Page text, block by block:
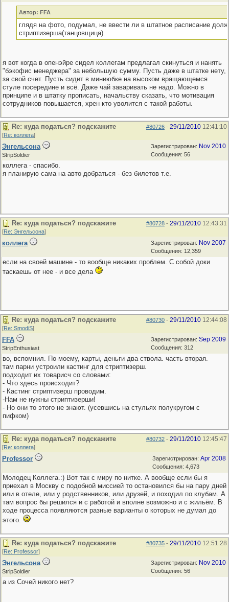
Автор: FFA
глядя на фото, подумал, не ввести ли в штатное расписание
стриптизерша(танцовщица).
я вот когда в опенэйре сидел коллегам предлагал скинуться и нанять
"бэкофис менеджера" за небольшую сумму. Пусть даже в штатке нету,
за свой счет. Пусть сидит в миниюбке на высоком вращающемся
стуле посередине и всё. Даже чай заваривать не надо. Можно в
принципе и в штатку прописать, начальству сказать, что мотивация
сотрудников повышается, хрен кто уволится с такой работы.
#80726 - 29/11/2010 12:41:10
Re: куда податься? подскажите
[Re: коллега]
Зарегистрирован: Nov 2010
Сообщения: 56
Энгельсона
StripSoldier
коллега - спасибо.
я планирую сама на авто добраться - без билетов т.е.
#80728 - 29/11/2010 12:43:31
Re: куда податься? подскажите
[Re: Энгельсона]
Зарегистрирован: Nov 2007
Сообщения: 12,359
коллега
если на своей машине - то вообще никаких проблем. С собой доки
таскаешь от нее - и все дела
#80730 - 29/11/2010 12:44:08
Re: куда податься? подскажите
[Re: SmodiS]
Зарегистрирован: Sep 2009
Сообщения: 312
FFA
StripEnthusiast
во, вспомнил. По-моему, карты, деньги два ствола. часть вторая.
там парни устроили кастинг для стриптизерш.
подходит их товарисч со словами:
- Что здесь происходит?
- Кастинг стриптизерш проводим.
-Нам не нужны стриптизерши!
- Но они то этого не знают. (усевшись на стульях полукругом с
пифком)
#80732 - 29/11/2010 12:45:47
Re: куда податься? подскажите
[Re: коллега]
Зарегистрирован: Apr 2008
Сообщения: 4,673
Professor
Молодец Коллега.:) Вот так с миру по нитке. А вообще если бы я
приехал в Москву с подобной миссией то остановился бы на пару дней
или в отеле, или у родственников, или друзей, и походил по клубам. А
там вопрос бы решился и с работой и вполне возможно и с жильём. В
ходе процесса появляются разные варианты о которых не думал до
этого.
#80735 - 29/11/2010 12:51:28
Re: куда податься? подскажите
[Re: Professor]
Зарегистрирован: Nov 2010
Сообщения: 56
Энгельсона
StripSoldier
а из Сочей никого нет?